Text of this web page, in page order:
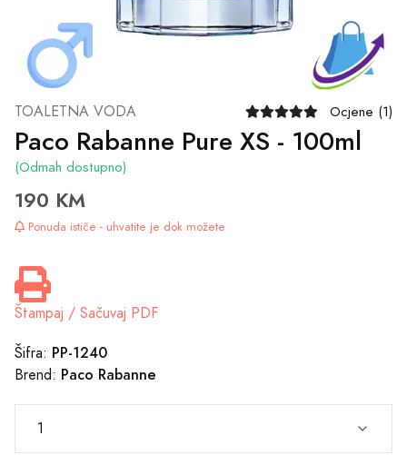
TOALETNA VODA Ocjene (1)
Paco Rabanne Pure XS - 100ml
(Odmah dostupno)
190 KM
Ponuda ističe - uhvatite je dok možete
Štampaj / Sačuvaj PDF
Šifra: PP-1240
Brend: Paco Rabanne